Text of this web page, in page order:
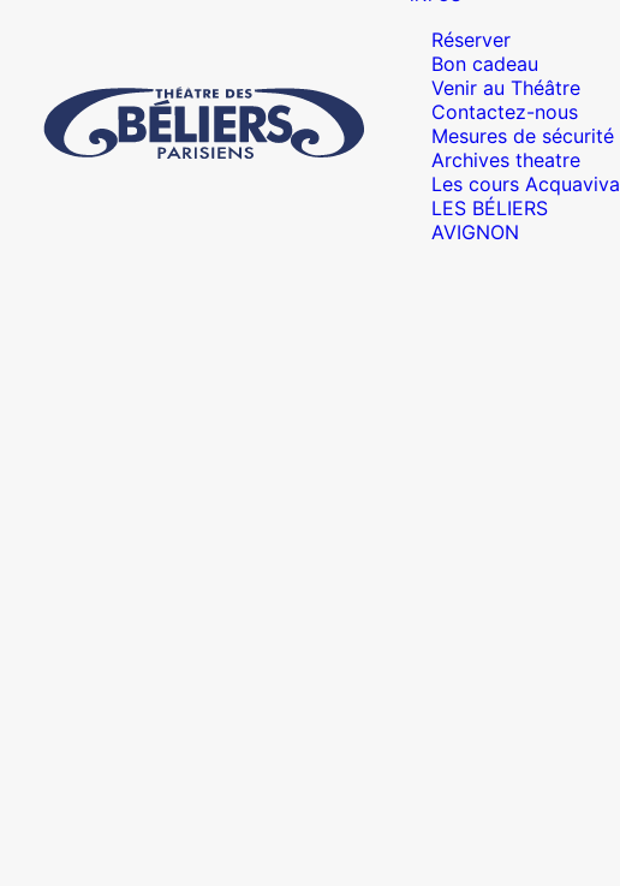
Réserver
Bon cadeau
Venir au Théâtre
Contactez-nous
Mesures de sécurité
Archives theatre
Les cours Acquaviva
LES BÉLIERS
AVIGNON